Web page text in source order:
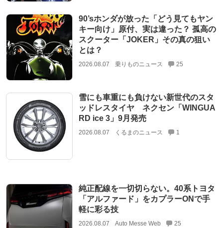
90’sホンダが放った「どう見てもヤン
キー向け」原付、実は違った？ 孤高の
スクーター「JOKER」その真の狙い
とは？
2026.08.07 乗りものニュース 25
雪にも車重にも負けない新世代のスタ
ッドレスタイヤ ネクセン「WINGUA
RD ice 3」9月発売
2026.08.07 くるまのニュース 1
純正配線を一切切らない。40系トヨタ
「アルファード」をカプラーONで手
軽に彩る技
2026.08.07 Auto Messe Web 25